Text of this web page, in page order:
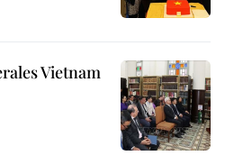
Vietnam